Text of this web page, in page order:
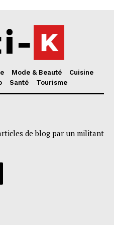
Mode & Beauté
Cuisine
Santé Tourisme
de blog par un militant